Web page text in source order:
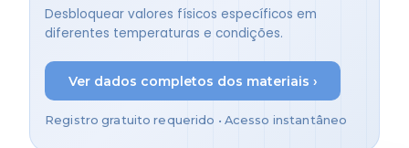
Desbloquear valores físicos específicos em
diferentes temperaturas e condições.
Ver dados completos dos materiais ›
Registro gratuito requerido • Acesso instantâneo